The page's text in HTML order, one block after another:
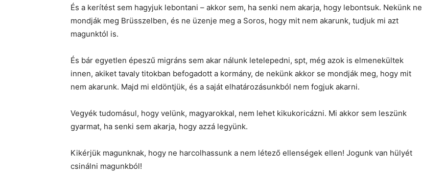
És a kerítést sem hagyjuk lebontani – akkor sem, ha senki nem akarja, hogy lebontsuk. Nekünk ne
mondják meg Brüsszelben, és ne üzenje meg a Soros, hogy mit nem akarunk, tudjuk mi azt
magunktól is.
És bár egyetlen épeszű migráns sem akar nálunk letelepedni, spt, még azok is elmenekültek
innen, akiket tavaly titokban befogadott a kormány, de nekünk akkor se mondják meg, hogy mit
nem akarunk. Majd mi eldöntjük, és a saját elhatározásunkból nem fogjuk akarni.
Vegyék tudomásul, hogy velünk, magyarokkal, nem lehet kikukoricázni. Mi akkor sem leszünk
gyarmat, ha senki sem akarja, hogy azzá legyünk.
Kikérjük magunknak, hogy ne harcolhassunk a nem létező ellenségek ellen! Jogunk van hülyét
csinálni magunkból!